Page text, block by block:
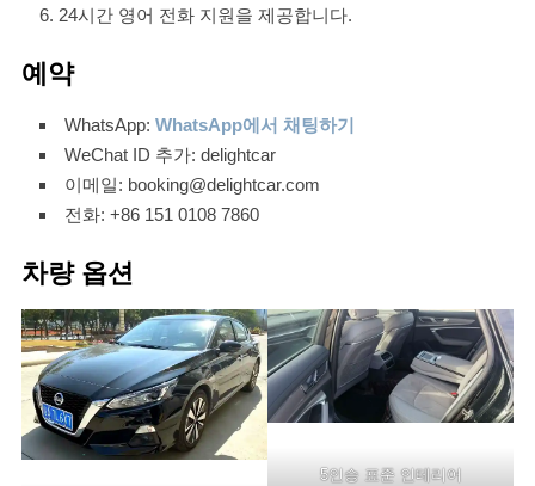
24시간 영어 전화 지원을 제공합니다.
예약
WhatsApp: WhatsApp에서 채팅하기
WeChat ID 추가: delightcar
이메일: booking@delightcar.com
전화: +86 151 0108 7860
차량 옵션
5인승 표준 인테리어